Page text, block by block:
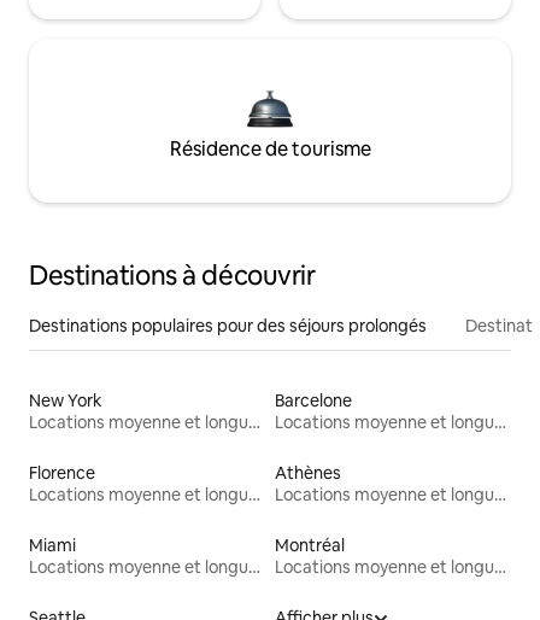
Résidence de tourisme
Destinations à découvrir
Destinations populaires pour des séjours prolongés
New York
Locations moyenne et longue durée
Barcelone
Locations moyenne et longue durée
Florence
Locations moyenne et longue durée
Athènes
Locations moyenne et longue durée
Miami
Locations moyenne et longue durée
Montréal
Locations moyenne et longue durée